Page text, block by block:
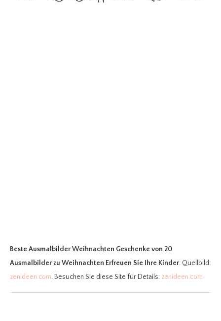
Beste Ausmalbilder Weihnachten Geschenke von 20
Ausmalbilder zu Weihnachten Erfreuen Sie Ihre Kinder. Quellbild:
zenideen.com. Besuchen Sie diese Site für Details: zenideen.com